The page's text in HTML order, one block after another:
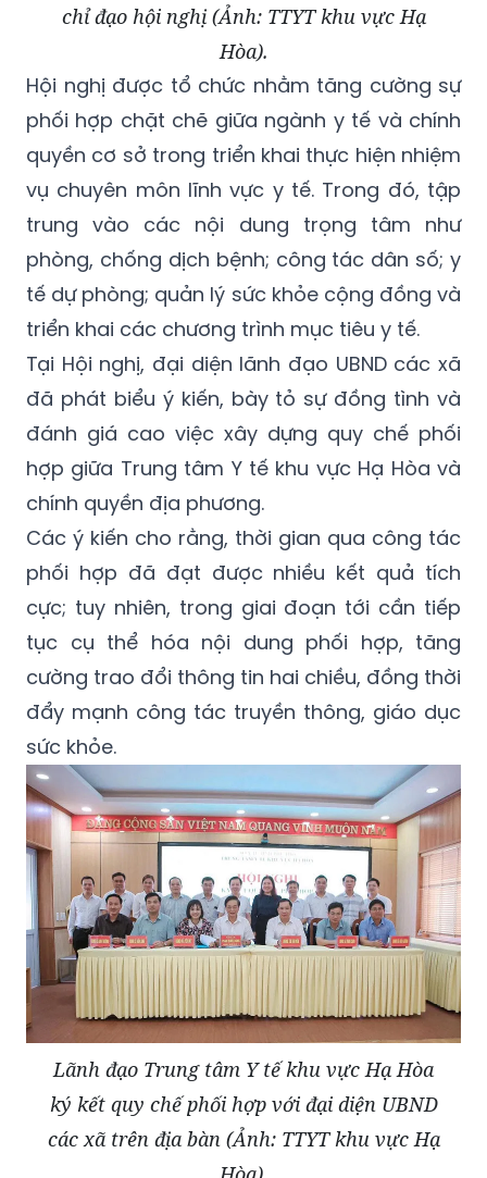
chỉ đạo hội nghị (Ảnh: TTYT khu vực Hạ
Hòa).
Hội nghị được tổ chức nhằm tăng cường sự
phối hợp chặt chẽ giữa ngành y tế và chính
quyền cơ sở trong triển khai thực hiện nhiệm
vụ chuyên môn lĩnh vực y tế. Trong đó, tập
trung vào các nội dung trọng tâm như
phòng, chống dịch bệnh; công tác dân số; y
tế dự phòng; quản lý sức khỏe cộng đồng và
triển khai các chương trình mục tiêu y tế.
Tại Hội nghị, đại diện lãnh đạo UBND các xã
đã phát biểu ý kiến, bày tỏ sự đồng tình và
đánh giá cao việc xây dựng quy chế phối
hợp giữa Trung tâm Y tế khu vực Hạ Hòa và
chính quyền địa phương.
Các ý kiến cho rằng, thời gian qua công tác
phối hợp đã đạt được nhiều kết quả tích
cực; tuy nhiên, trong giai đoạn tới cần tiếp
tục cụ thể hóa nội dung phối hợp, tăng
cường trao đổi thông tin hai chiều, đồng thời
đẩy mạnh công tác truyền thông, giáo dục
sức khỏe.
Lãnh đạo Trung tâm Y tế khu vực Hạ Hòa
ký kết quy chế phối hợp với đại diện UBND
các xã trên địa bàn (Ảnh: TTYT khu vực Hạ